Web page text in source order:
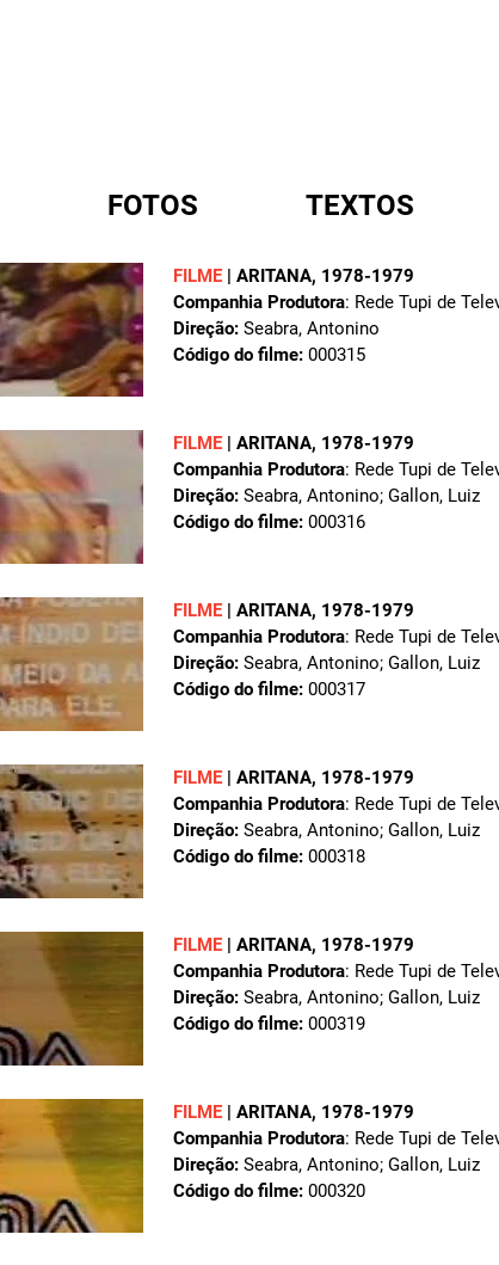
FOTOS TEXTOS
FILME | ARITANA, 1978-1979
Companhia Produtora: Rede Tupi de
Direção: Seabra, Antonino
Código do filme: 000315
FILME | ARITANA, 1978-1979
Companhia Produtora: Rede Tupi de
Direção: Seabra, Antonino; Gallon, Luiz
Código do filme: 000316
FILME | ARITANA, 1978-1979
Companhia Produtora: Rede Tupi de
Direção: Seabra, Antonino; Gallon, Luiz
Código do filme: 000317
FILME | ARITANA, 1978-1979
Companhia Produtora: Rede Tupi de
Direção: Seabra, Antonino; Gallon, Luiz
Código do filme: 000318
FILME | ARITANA, 1978-1979
Companhia Produtora: Rede Tupi de
Direção: Seabra, Antonino; Gallon, Luiz
Código do filme: 000319
FILME | ARITANA, 1978-1979
Companhia Produtora: Rede Tupi de
Direção: Seabra, Antonino; Gallon, Luiz
Código do filme: 000320